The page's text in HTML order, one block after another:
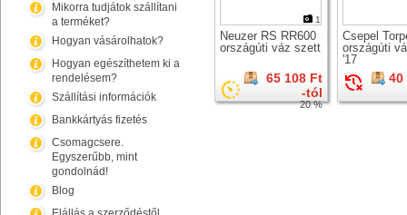
Mikorra tudjátok szállítani
a terméket?
Hogyan vásárolhatok?
Hogyan egészíthetem ki a
rendelésem?
Szállítási információk
Bankkártyás fizetés
Csomagcsere.
Egyszerűbb, mint
gondolnád!
Blog
1
Neuzer RS RR600
országúti váz szett
65 108 Ft
-tól
20 %
Csepel
országúti
'17
40